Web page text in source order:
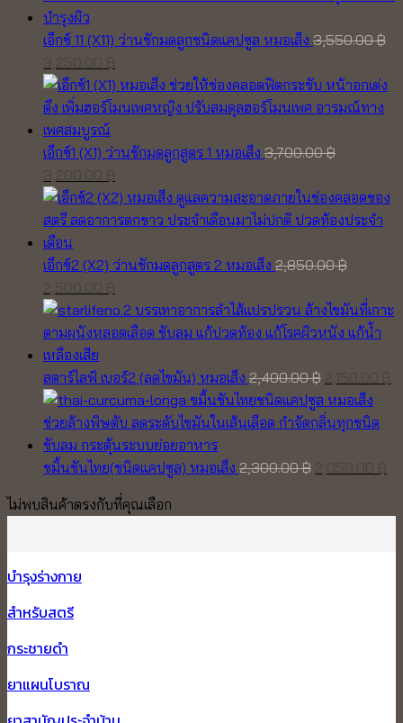
เอ็กซ์ 11 (X11) ว่านชักมดลูกชนิดแคปซูล หมอเส็ง 3,550.00฿
price
was:
3,550.00 ฿.
price
is:
เอ็กซ์1 (X1) ว่านชักมดลูกสูตร 1 หมอเส็ง 3,700.00฿
price
was:
3,700.00 ฿.
price
is:
เอ็กซ์2 (X2) ว่านชักมดลูกสูตร 2 หมอเส็ง 2,850.00฿
price
was:
2,850.00 ฿.
price
is:
สตาร์ไลฟ์ เบอร์2 (ลดไขมัน) หมอเส็ง 2,400.00฿
price
was:
ขมิ้นชันไทย(ชนิดแคปซูล) หมอเส็ง 2,300.00฿
was:
is:
ไม่พบสินค้าตรงกับที่คุณเลือก
บำรุงร่างกาย
สำหรับสตรี
กระชายดำ
ยาแผนโบราณ